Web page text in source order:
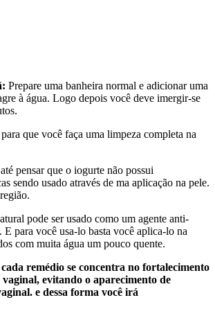
Prepare uma banheira normal e adicionar uma
à água. Logo depois você deve imergir-se
que você faça uma limpeza completa na
pensar que o iogurte não possui
sendo usado através de ma aplicação na pele.
pode ser usado como um agente anti-
. E para você usa-lo basta você aplica-lo na
com muita água um pouco quente.
remédio se concentra no fortalecimento
evitando o aparecimento de
e dessa forma você irá